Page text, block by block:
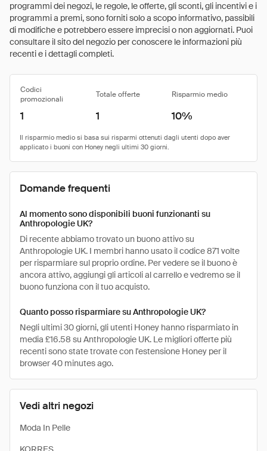
programmi dei negozi, le regole, le offerte, gli sconti, gli incentivi e i
programmi a premi, sono forniti solo a scopo informativo, passibili
di modifiche e potrebbero essere imprecisi o non aggiornati. Puoi
consultare il sito del negozio per conoscere le informazioni più
recenti e i dettagli completi.
Vedi altri negozi
Moda In Pelle
Codici
promozionali
Totale offerte Risparmio medio
1 1 10%
Domande frequenti
Al momento sono disponibili buoni funzionanti su
Anthropologie UK?
Di recente abbiamo trovato un buono attivo su
Anthropologie UK. I membri hanno usato il codice 871 volte
per risparmiare sul proprio ordine. Per vedere se il buono è
ancora attivo, aggiungi gli articoli al carrello e vedremo se il
buono funziona con il tuo acquisto.
Quanto posso risparmiare su Anthropologie UK?
Negli ultimi 30 giorni, gli utenti Honey hanno risparmiato in
media £16.58 su Anthropologie UK. Le migliori offerte più
recenti sono state trovate con l'estensione Honey per il
browser 40 minutes ago.